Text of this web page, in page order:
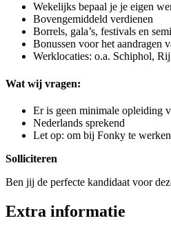
Wekelijks bepaal je je eigen
Bovengemiddeld verdienen
Borrels, gala’s, festivals en
Bonussen voor het aandragen
Werklocaties: o.a. Schiphol,
Wat wij vragen:
Er is geen minimale opleiding
Nederlands sprekend
Let op: om bij Fonky te
Solliciteren
Ben jij de perfecte kandidaat voor
Extra informatie